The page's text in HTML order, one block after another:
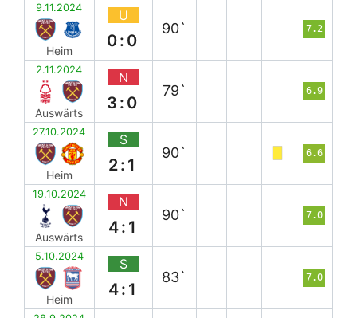
9.11.2024
Heim
U
0:0
90` 7.2
2.11.2024
Auswärts
N
3:0
79` 6.9
27.10.2024
Heim
S
2:1
90` 6.6
19.10.2024
Auswärts
N
4:1
90` 7.0
5.10.2024
Heim
S
4:1
83` 7.0